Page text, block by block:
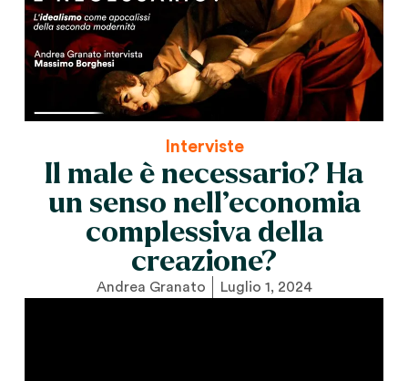
Interviste
Il male è necessario? Ha
un senso nell’economia
complessiva della
creazione?
Andrea Granato Luglio 1, 2024